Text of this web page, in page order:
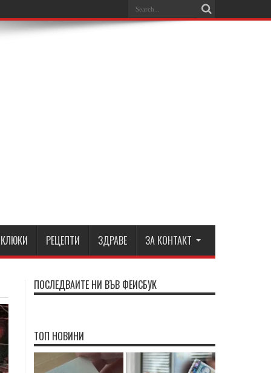
КЛЮКИ РЕЦЕПТИ ЗДРАВЕ ЗА КОНТАКТ
ПОСЛЕДВАЙТЕ НИ ВЪВ ФЕЙСБУК
ТОП НОВИНИ